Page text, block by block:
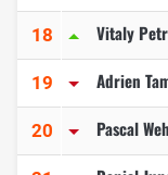
18 Vitaly
19 Adrien
20 Pascal